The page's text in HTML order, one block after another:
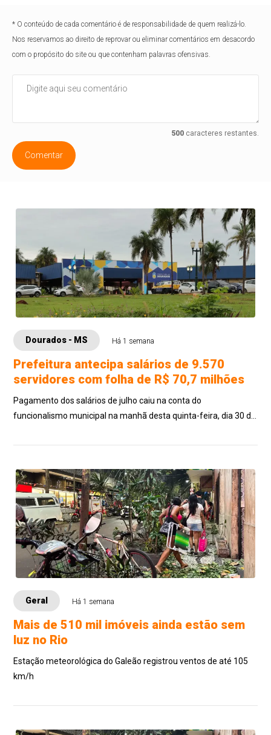
* O conteúdo de cada comentário é de responsabilidade de quem realizá-lo.
Nos reservamos ao direito de reprovar ou eliminar comentários em desacordo
com o propósito do site ou que contenham palavras ofensivas.
500caracteres restantes.
Comentar
Dourados - MS Há 1 semana
Prefeitura antecipa salários de 9.570
servidores com folha de R$ 70,7 milhões
Pagamento dos salários de julho caiu na conta do
funcionalismo municipal na manhã desta quinta-feira, dia 30 de
Geral Há 1 semana
Mais de 510 mil imóveis ainda estão sem
luz no Rio
Estação meteorológica do Galeão registrou ventos de até 105
km/h